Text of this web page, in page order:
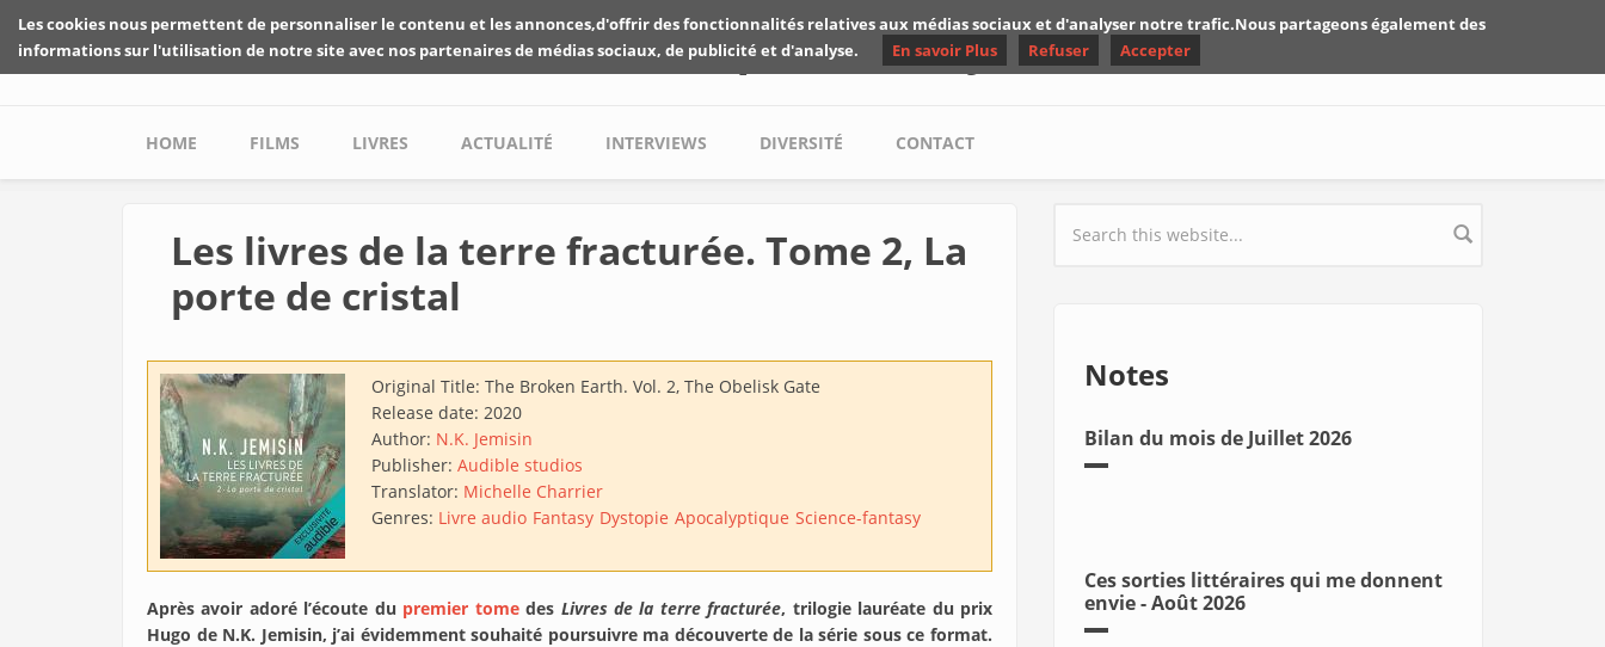
Skip to main content
Les critiques de Yuyine
Main menu
HOME FILMS LIVRES ACTUALITÉ INTERVIEWS DIVERSITÉ CONTACT
Les livres de la terre fracturée. Tome 2, La
porte de cristal
Original Title: The Broken Earth. Vol. 2, The Obelisk Gate
Release date: 2020
Author: N.K. Jemisin
Publisher: Audible studios
Translator: Michelle Charrier
Genres: Livre audio Fantasy Dystopie Apocalyptique Science-fantasy
Après avoir adoré l’écoute du premier tomedes Livres de la terre fracturée, trilogie lauréate du prix
Hugo de N.K. Jemisin, j’ai évidemment souhaité poursuivre ma découverte de la série sous ce format.
Search form
Notes
Bilan du mois de Juillet 2026
Ces sorties littéraires qui me donnent
envie - Août 2026
Les cookies nous permettent de personnaliser le contenu et les annonces,d'offrir des fonctionnalités relatives aux médias sociaux et d'analyser notre trafic.Nous partageons également des
informations sur l'utilisation de notre site avec nos partenaires de médias sociaux, de publicité et d'analyse.
En savoir Plus Refuser Accepter